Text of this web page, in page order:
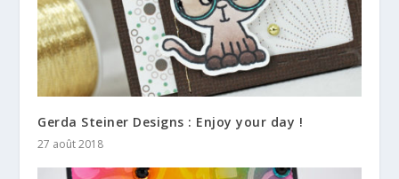
Gerda Steiner Designs : Enjoy your day !
27 août 2018